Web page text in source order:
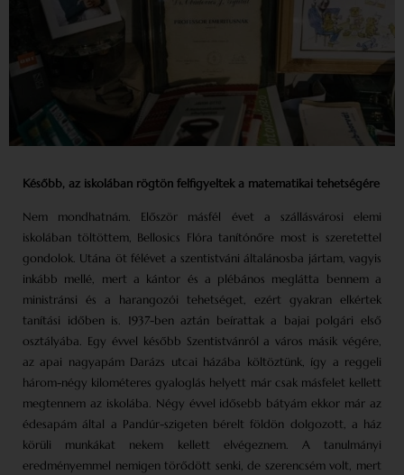
Később, az iskolában rögtön felfigyeltek a matematikai tehetségére
Nem mondhatnám. Először másfél évet a szállásvárosi elemi
iskolában töltöttem, Bellosics Flóra tanítónőre most is szeretettel
gondolok. Utána öt félévet a szentistváni általánosba jártam, vagyis
inkább mellé, mert a kántor és a plébános meglátta bennem a
ministránsi és a harangozói tehetséget, ezért gyakran elkértek
tanítási időben is. 1937-ben aztán beírattak a bajai polgári első
osztályába. Egy évvel később Szentistvánról a város másik végére,
az apai nagyapám Darázs utcai házába költöztünk, így a reggeli
három-négy kilométeres gyaloglás helyett már csak másfelet kellett
megtennem az iskolába. Négy évvel idősebb bátyám ekkor már az
édesapám által a Pandúr-szigeten bérelt földön dolgozott, a ház
körüli munkákat nekem kellett elvégeznem. A tanulmányi
eredményemmel nemigen törődött senki, de szerencsém volt, mert